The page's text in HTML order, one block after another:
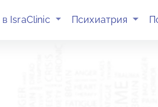
IsraClinic (current)Психиатрия